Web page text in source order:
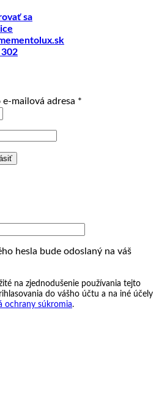
sa
mailová adresa *
hesla bude odoslaný na váš
na zjednodušenie používania tejto
do vášho účtu a na iné účely
ochrany súkromia.